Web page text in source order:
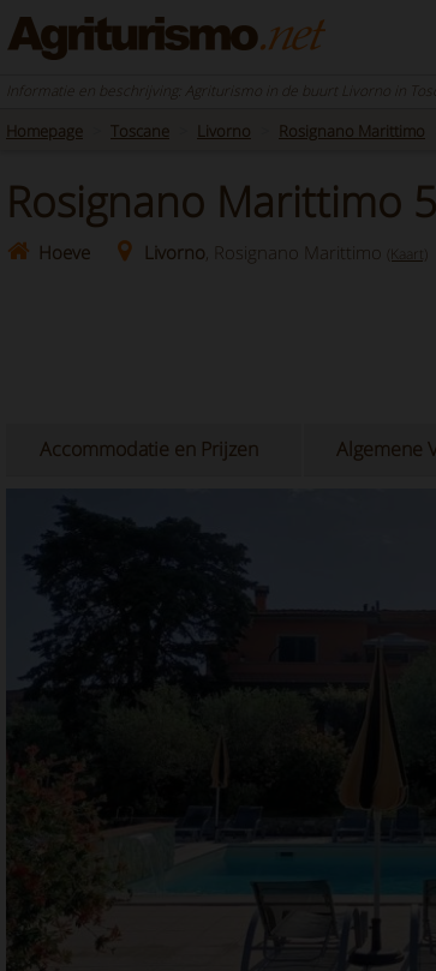
Informatie en beschrijving: Agriturismo in de buurt Livorno in
Homepage Toscane Livorno Rosignano Marittimo
Rosignano Marittimo
Hoeve Livorno, Rosignano Marittimo (Kaart)
Accommodatie en Prijzen Algemene